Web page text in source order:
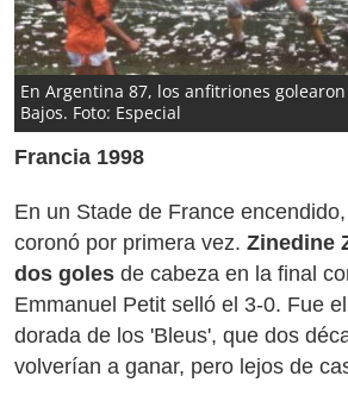
En Argentina 87, los anfitriones
Bajos. Foto: Especial
Francia 1998
En un Stade de France
coronó por primera vez. Zinedine
dos goles de cabeza en la final
Emmanuel Petit selló el 3-0. Fue
dorada de los 'Bleus', que dos
volverían a ganar, pero lejos de